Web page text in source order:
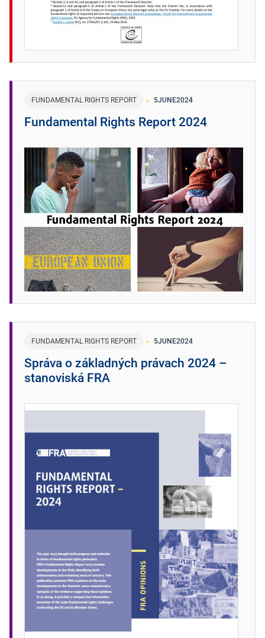
FUNDAMENTAL RIGHTS REPORT 5JUNE2024
Fundamental Rights Report 2024
FUNDAMENTAL RIGHTS REPORT 5JUNE2024
Správa o základných právach 2024 –
stanoviská FRA